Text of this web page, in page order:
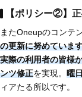
【ポリシー②】
またOneupのコンテ
の更新に努めていま
実際の利用者の皆様
ンツ修正を実現。 曜
ィアたる所以です。